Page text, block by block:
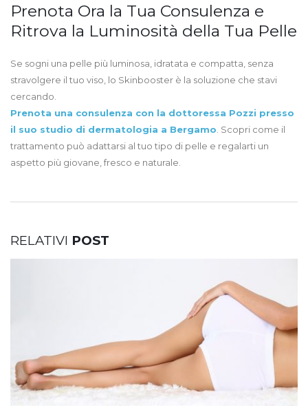
Prenota Ora la Tua Consulenza e
Ritrova la Luminosità della Tua Pelle
Se sogni una pelle più luminosa, idratata e compatta, senza
stravolgere il tuo viso, lo Skinbooster è la soluzione che stavi
cercando.
Prenota una consulenza con la dottoressa Pozzi presso
il suo studio di dermatologia a Bergamo . Scopri come il
trattamento può adattarsi al tuo tipo di pelle e regalarti un
aspetto più giovane, fresco e naturale.
RELATIVI POST